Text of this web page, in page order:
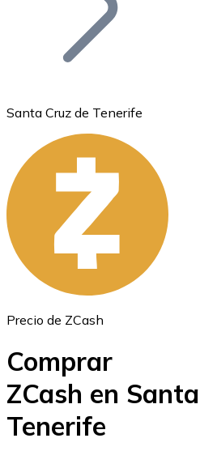
Ethereum
ETH
USD Coin
Santa Cruz de Tenerife
Precio de ZCash
Comprar
ZCash en
Tenerife